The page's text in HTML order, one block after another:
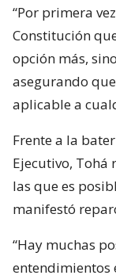
“Por primera
Constitución
opción más,
asegurando
aplicable a
Frente a la
Ejecutivo, Tohá
las que es
manifestó
“Hay muchas
entendimientos